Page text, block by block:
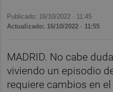
Publicado: 16/10/2022 · 11:45
Actualizado: 16/10/2022 · 11:55
MADRID. No cabe
viviendo un episodio
requiere cambios en